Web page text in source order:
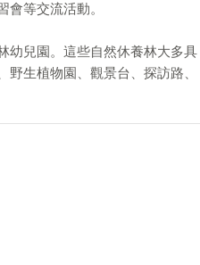
等交流活動。
幼兒園。這些自然休養林大多具
生植物園、觀景台、探訪路、